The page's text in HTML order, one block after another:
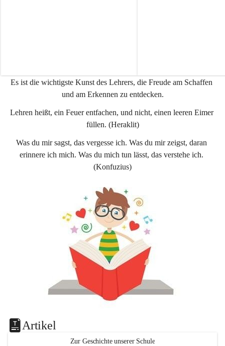
e
n
e
n
a
Es ist die wichtigste Kunst des Lehrers, die Freude am Schaffen
und am Erkennen zu entdecken.
Lehren heißt, ein Feuer entfachen, und nicht, einen leeren Eimer
füllen. (Heraklit)
Was du mir sagst, das vergesse ich. Was du mir zeigst, daran
erinnere ich mich. Was du mich tun lässt, das verstehe ich.
(Konfuzius)
Artikel
Zur Geschichte unserer Schule